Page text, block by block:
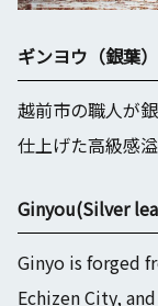
ギンヨウ（銀葉）
越前市の職人が
仕上げた高級感
Ginyou(Silver
Ginyo is forged
Echizen City,